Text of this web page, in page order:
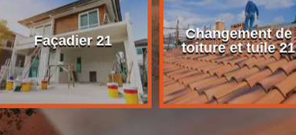
Façadier 21
Changement de
toiture et tuile 21